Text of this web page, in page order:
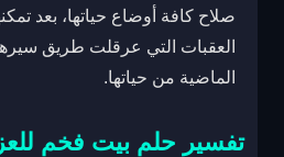
صلاح كافة أوضاع حياتها، بعد
العقبات التي عرقلت طريق سيرها
الماضية من حياتها.
تفسير حلم بيت فخم